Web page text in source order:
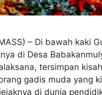
– Di bawah kaki
di Desa
tersimpan
gadis muda yang
di dunia